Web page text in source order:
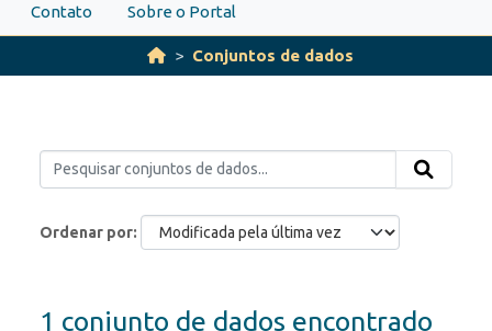
Contato Sobre o Portal
Conjuntos de dados
Ordenar por
1 conjunto de dados encontrado